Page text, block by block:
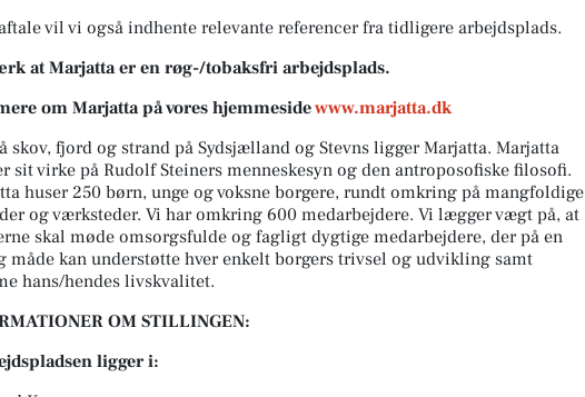
vil vi også indhente relevante referencer fra tidligere arbejdsplads.
at Marjatta er en røg-/tobaksfri arbejdsplads.
om Marjatta på vores hjemmesidewww.marjatta.dk
skov, fjord og strand på Sydsjælland og Stevns ligger Marjatta. Marjatta
sit virke på Rudolf Steiners menneskesyn og den antroposofiske filosofi.
huser 250 børn, unge og voksne borgere, rundt omkring på mangfoldige
og værksteder. Vi har omkring 600 medarbejdere. Vi lægger vægt på, at
skal møde omsorgsfulde og fagligt dygtige medarbejdere, der på en
måde kan understøtte hver enkelt borgers trivsel og udvikling samt
hans/hendes livskvalitet.
OM STILLINGEN:
ligger i: